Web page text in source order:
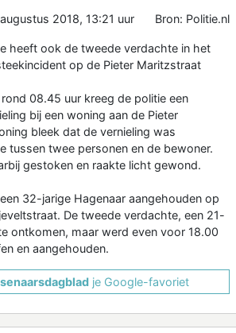
2018, 13:21 uur Bron: Politie.nl
heeft ook de tweede verdachte in het
op de Pieter Maritzstraat
08.45 uur kreeg de politie een
bij een woning aan de Pieter
bleek dat de vernieling was
tussen twee personen en de bewoner.
gestoken en raakte licht gewond.
32-jarige Hagenaar aangehouden op
De tweede verdachte, een 21-
ontkomen, maar werd even voor 18.00
en aangehouden.
je Google-favoriet